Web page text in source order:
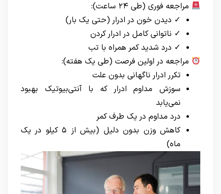
مراجعه فوری (طی ۲۴ ساعت):
✓ دیدن خون در ادرار (حتی یک بار)
✓ ناتوانی کامل در ادرار کردن
✓ درد شدید کمر همراه با تب
مراجعه در اولین فرصت (طی یک هفته):
تکرر ادرار ناگهانی بدون علت
سوزش مداوم ادرار که با آنتی‌بیوتیک بهبود
نمی‌یابد
درد مداوم در یک طرف کمر
کاهش وزن بدون دلیل (بیش از ۵ کیلو در یک
ماه)